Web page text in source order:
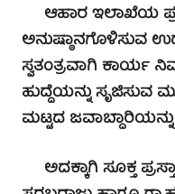
ಆಹಾರ ಇಲಾಖೆಯ
ಅನುಷ್ಠಾನಗೊಳಿಸುವ
ಸ್ವತಂತ್ರವಾಗಿ ಕಾರ್ಯ
ಹುದ್ದೆಯನ್ನು
ಮಟ್ಟದ
ಅದಕ್ಕಾಗಿ ಸೂಕ್ತ